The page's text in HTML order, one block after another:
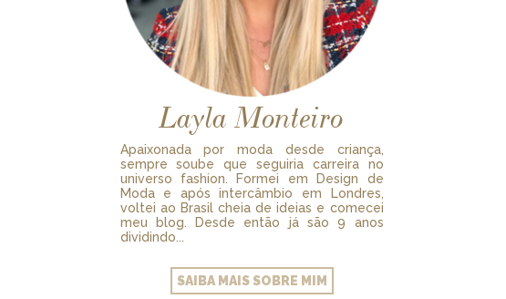
Layla Monteiro
Apaixonada por moda desde criança,
sempre soube que seguiria carreira no
universo fashion. Formei em Design de
Moda e após intercâmbio em Londres,
voltei ao Brasil cheia de ideias e comecei
meu blog. Desde então já são 9 anos
dividindo...
SAIBA MAIS SOBRE MIM